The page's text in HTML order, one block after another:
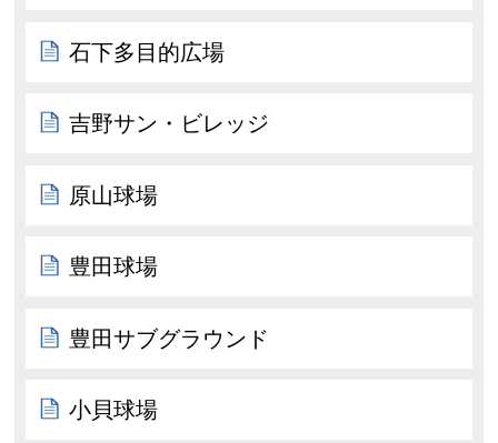
石下多目的広場
吉野サン・ビレッジ
原山球場
豊田球場
豊田サブグラウンド
小貝球場